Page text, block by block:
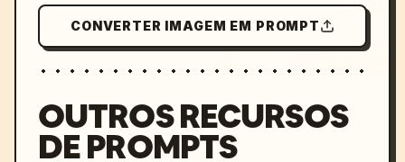
CONVERTER IMAGEM EM PROMPT
OUTROS RECURSOS
DE PROMPTS